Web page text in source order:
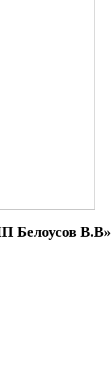
Белоусов В.В»